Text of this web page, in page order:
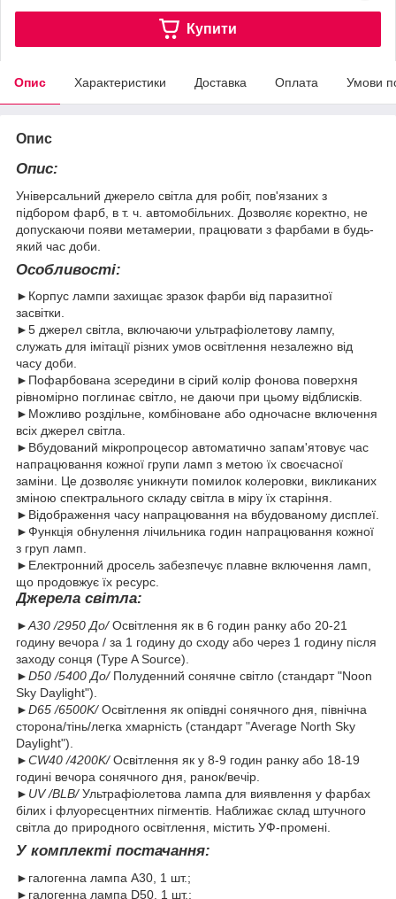
Купити
Опис Характеристики Доставка Оплата Умови
Опис
Опис:
Універсальний джерело світла для робіт, пов'язаних з
підбором фарб, в т. ч. автомобільних. Дозволяє коректно, не
допускаючи появи метамерии, працювати з фарбами в будь-
який час доби.
Особливості:
►Корпус лампи захищає зразок фарби від паразитної
засвітки.
►5 джерел світла, включаючи ультрафіолетову лампу,
служать для імітації різних умов освітлення незалежно від
часу доби.
►Пофарбована зсередини в сірий колір фонова поверхня
рівномірно поглинає світло, не даючи при цьому відблисків.
►Можливо роздільне, комбіноване або одночасне включення
всіх джерел світла.
►Вбудований мікропроцесор автоматично запам'ятовує час
напрацювання кожної групи ламп з метою їх своєчасної
заміни. Це дозволяє уникнути помилок колеровки, викликаних
зміною спектрального складу світла в міру їх старіння.
►Відображення часу напрацювання на вбудованому дисплеї.
►Функція обнулення лічильника годин напрацювання кожної
з груп ламп.
►Електронний дросель забезпечує плавне включення ламп,
що продовжує їх ресурс.
Джерела світла:
►А30 /2950 До/Освітлення як в 6 годин ранку або 20-21
годину вечора / за 1 годину до сходу або через 1 годину після
заходу сонця (Type A Source).
►D50 /5400 До/ Полуденний сонячне світло (стандарт "Noon
Sky Daylight").
►D65 /6500K/Освітлення як опівдні сонячного дня, північна
сторона/тінь/легка хмарність (стандарт "Average North Sky
Daylight").
►CW40 /4200K/Освітлення як у 8-9 годин ранку або 18-19
годині вечора сонячного дня, ранок/вечір.
► UV /BLB/Ультрафіолетова лампа для виявлення у фарбах
білих і флуоресцентних пігментів. Наближає склад штучного
світла до природного освітлення, містить УФ-промені.
У комплекті постачання:
►галогенна лампа A30, 1 шт.;
►галогенна лампа D50, 1 шт.;